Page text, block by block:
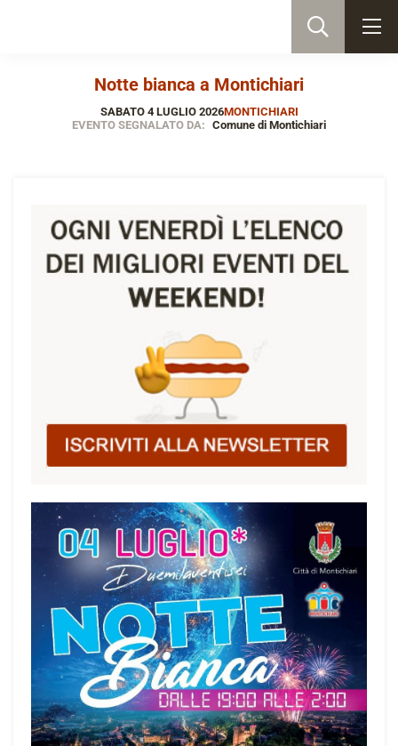
Notte bianca a Montichiari
SABATO 4 LUGLIO 2026MONTICHIARI
EVENTO SEGNALATO DA: Comune di Montichiari